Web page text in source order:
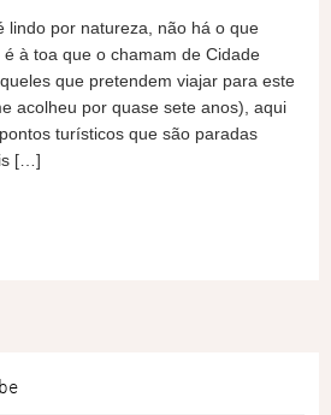
lindo por natureza, não há o que
à toa que o chamam de Cidade
que pretendem viajar para este
acolheu por quase sete anos), aqui
turísticos que são paradas
[…]